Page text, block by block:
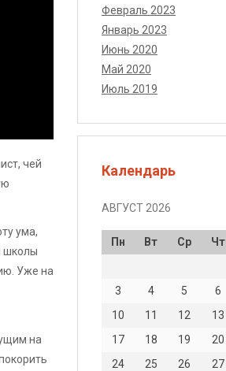
чей
ума,
школы
Уже на
на
Февраль 2023
Январь 2023
Июнь 2020
Май 2020
Июль 2019
Календарь
АВГУСТ 2026
Пн Вт Ср Чт
3
4 5 6
10
11 12 13
17
18 19 20
24
25 26 27